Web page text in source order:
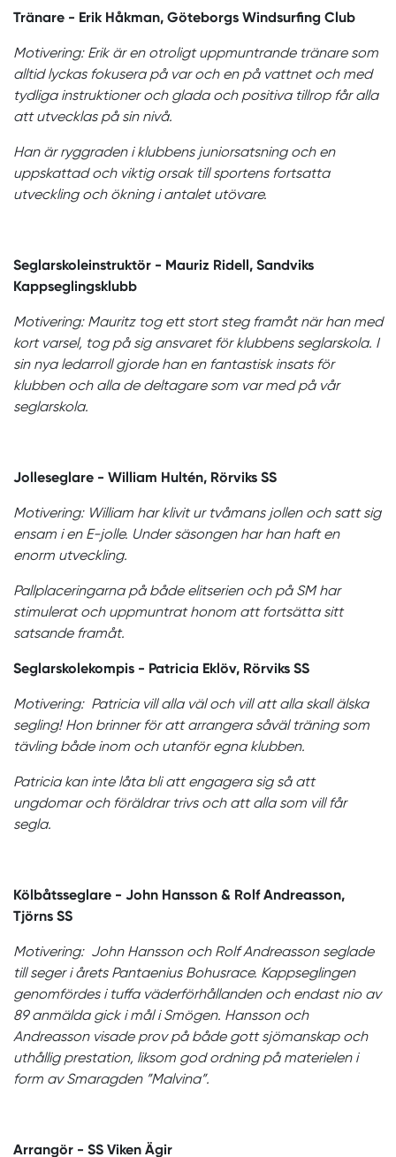
Tränare - Erik Håkman, Göteborgs Windsurfing Club
Motivering: Erik är en otroligt uppmuntrande tränare som
alltid lyckas fokusera på var och en på vattnet och med
tydliga instruktioner och glada och positiva tillrop får alla
att utvecklas på sin nivå.
Han är ryggraden i klubbens juniorsatsning och en
uppskattad och viktig orsak till sportens fortsatta
utveckling och ökning i antalet utövare.
Seglarskoleinstruktör - Mauriz Ridell, Sandviks
Kappseglingsklubb
Motivering: Mauritz tog ett stort steg framåt när han med
kort varsel, tog på sig ansvaret för klubbens seglarskola. I
sin nya ledarroll gjorde han en fantastisk insats för
klubben och alla de deltagare som var med på vår
seglarskola.
Jolleseglare - William Hultén, Rörviks SS
Motivering: William har klivit ur tvåmans jollen och satt sig
ensam i en E-jolle. Under säsongen har han haft en
enorm utveckling.
Pallplaceringarna på både elitserien och på SM har
stimulerat och uppmuntrat honom att fortsätta sitt
satsande framåt.
Seglarskolekompis - Patricia Eklöv, Rörviks SS
Motivering: Patricia vill alla väl och vill att alla skall älska
segling! Hon brinner för att arrangera såväl träning som
tävling både inom och utanför egna klubben.
Patricia kan inte låta bli att engagera sig så att
ungdomar och föräldrar trivs och att alla som vill får
segla.
Kölbåtsseglare - John Hansson & Rolf Andreasson,
Tjörns SS
Motivering: John Hansson och Rolf Andreasson seglade
till seger i årets Pantaenius Bohusrace. Kappseglingen
genomfördes i tuffa väderförhållanden och endast nio av
89 anmälda gick i mål i Smögen. Hansson och
Andreasson visade prov på både gott sjömanskap och
uthållig prestation, liksom god ordning på materielen i
form av Smaragden ”Malvina”.
Arrangör - SS Viken Ägir